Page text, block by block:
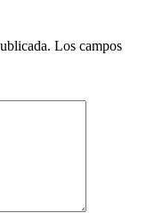
Los campos